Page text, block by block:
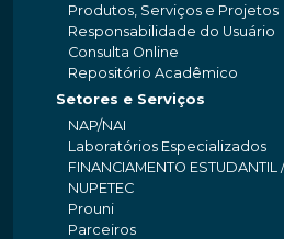
Produtos, Serviços e Projetos
Responsabilidade do Usuário
Consulta Online
Repositório Acadêmico
Setores e Serviços
NAP/NAI
Laboratórios Especializados
FINANCIAMENTO ESTUDANTIL
NUPETEC
Prouni
Parceiros